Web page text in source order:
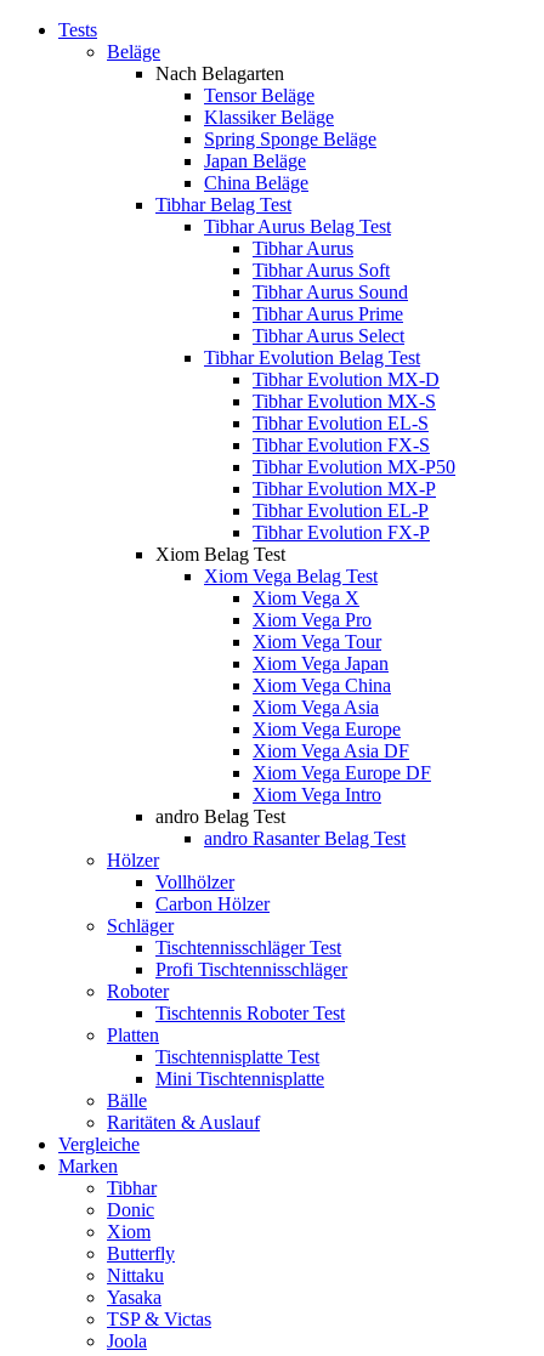
Tests
Beläge
Nach Belagarten
Tensor Beläge
Klassiker Beläge
Spring Sponge Beläge
Japan Beläge
China Beläge
Tibhar Belag Test
Tibhar Aurus Belag Test
Tibhar Aurus
Tibhar Aurus Soft
Tibhar Aurus Sound
Tibhar Aurus Prime
Tibhar Aurus Select
Tibhar Evolution Belag Test
Tibhar Evolution MX-D
Tibhar Evolution MX-S
Tibhar Evolution EL-S
Tibhar Evolution FX-S
Tibhar Evolution MX-P50
Tibhar Evolution MX-P
Tibhar Evolution EL-P
Tibhar Evolution FX-P
Xiom Belag Test
Xiom Vega Belag Test
Xiom Vega X
Xiom Vega Pro
Xiom Vega Tour
Xiom Vega Japan
Xiom Vega China
Xiom Vega Asia
Xiom Vega Europe
Xiom Vega Asia DF
Xiom Vega Europe DF
Xiom Vega Intro
andro Belag Test
andro Rasanter Belag Test
Hölzer
Vollhölzer
Carbon Hölzer
Schläger
Tischtennisschläger Test
Profi Tischtennisschläger
Roboter
Tischtennis Roboter Test
Platten
Tischtennisplatte Test
Mini Tischtennisplatte
Bälle
Raritäten & Auslauf
Vergleiche
Marken
Tibhar
Donic
Xiom
Butterfly
Nittaku
Yasaka
TSP & Victas
Joola